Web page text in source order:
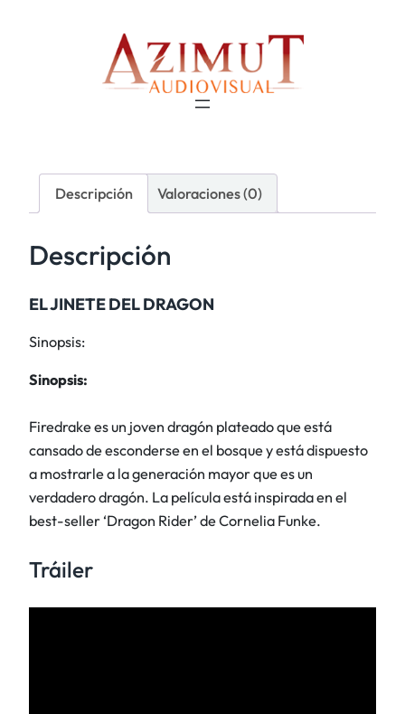
Descripción Valoraciones (0)
Descripción
EL JINETE DEL DRAGON
Sinopsis:
Sinopsis:
Firedrake es un joven dragón plateado que está
cansado de esconderse en el bosque y está dispuesto
a mostrarle a la generación mayor que es un
verdadero dragón. La película está inspirada en el
best-seller ‘Dragon Rider’ de Cornelia Funke.
Tráiler